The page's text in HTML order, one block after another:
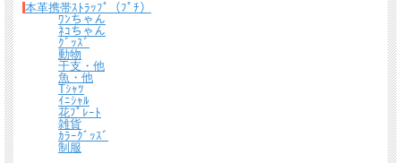
本革携帯ｽﾄﾗｯﾌﾟ（ﾌﾟﾁ）
ﾜﾝちゃん
ﾈｺちゃん
ｸﾞｯｽﾞ
動物
干支・他
魚・他
Tｼｬﾂ
ｲﾆｼｬﾙ
花ﾌﾟﾚｰﾄ
雑貨
ｶﾗｰｸﾞｯｽﾞ
制服